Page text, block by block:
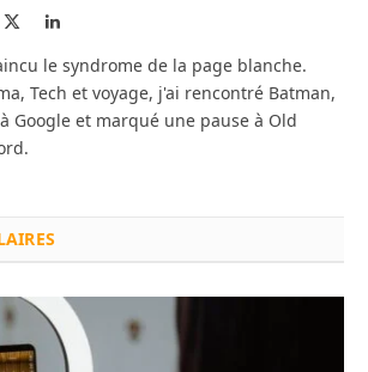
LinkedIn
le syndrome de la page blanche.
Tech et voyage, j'ai rencontré Batman,
Google et marqué une pause à Old